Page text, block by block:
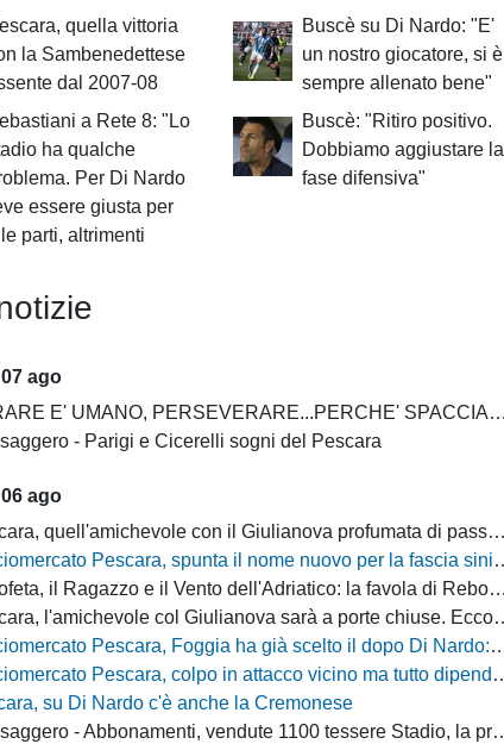
quella vittoria
la Sambenedettese
dal 2007-08
Buscè su Di Nardo: "E'
un nostro giocatore, si è
sempre allenato bene"
a Rete 8: "Lo
ha qualche
Per Di Nardo
essere giusta per
parti, altrimenti
Buscè: "Ritiro positivo.
Dobbiamo aggiustare la
fase difensiva"
ago
E' UMANO, PERSEVERARE...PERCHE' SPACCIARE PER BOMBER RUSSO E ALBERTI?
- Parigi e Cicerelli sogni del Pescara
ago
quell'amichevole con il Giulianova profumata di passato
Pescara, spunta il nome nuovo per la fascia sinistra
il Ragazzo e il Vento dell'Adriatico: la favola di Rebo-Gol
l'amichevole col Giulianova sarà a porte chiuse. Ecco anche il nuovo orario
Pescara, Foggia ha già scelto il dopo Di Nardo: c'è un nome in cima alla lista
Pescara, colpo in attacco vicino ma tutto dipende da Di Nardo: il Frosinone si chiama fuori?
su Di Nardo c'è anche la Cremonese
- Abbonamenti, vendute 1100 tessere Stadio, la protesta dei tifosi disabili